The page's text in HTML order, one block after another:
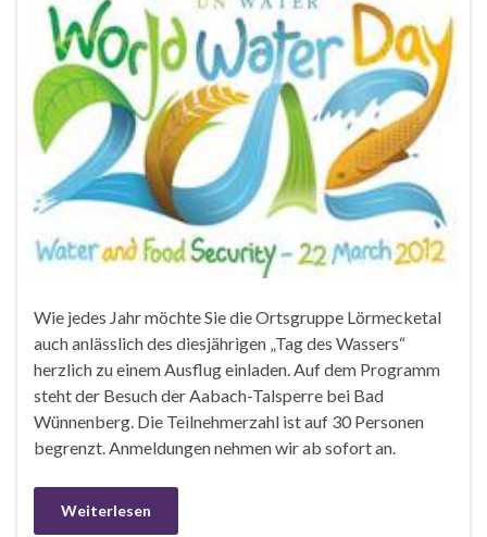
Wie jedes Jahr möchte Sie die Ortsgruppe Lörmecketal
auch anlässlich des diesjährigen „Tag des Wassers“
herzlich zu einem Ausflug einladen. Auf dem Programm
steht der Besuch der Aabach-Talsperre bei Bad
Wünnenberg. Die Teilnehmerzahl ist auf 30 Personen
begrenzt. Anmeldungen nehmen wir ab sofort an.
Weiterlesen